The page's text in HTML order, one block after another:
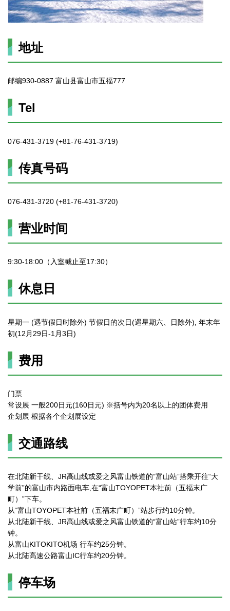
地址
邮编930-0887 富山县富山市五福777
Tel
076-431-3719 (+81-76-431-3719)
传真号码
076-431-3720 (+81-76-431-3720)
营业时间
9:30-18:00（入室截止至17:30）
休息日
星期一 (遇节假日时除外) 节假日的次日(遇星期六、日除外), 年末年
初(12月29日-1月3日)
费用
门票
常设展 一般200日元(160日元) ※括号内为20名以上的团体费用
企划展 根据各个企划展设定
交通路线
在北陆新干线、JR高山线或爱之风富山铁道的“富山站”搭乘开往“大
学前”的富山市内路面电车,在“富山TOYOPET本社前（五福末广
町）”下车。
从“富山TOYOPET本社前（五福末广町）”站步行约10分钟。
从北陆新干线、JR高山线或爱之风富山铁道的“富山站”行车约10分
钟。
从富山KITOKITO机场 行车约25分钟。
从北陆高速公路富山IC行车约20分钟。
停车场